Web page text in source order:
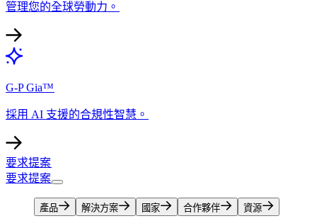
管理您的全球勞動力。​​
G-P Gia™​​
採用 AI 支援的合規性智慧。​​
要求提案​​
要求提案​​
產品​​ 解決方案​​ 國家​​ 合作夥伴​​ 資源​​